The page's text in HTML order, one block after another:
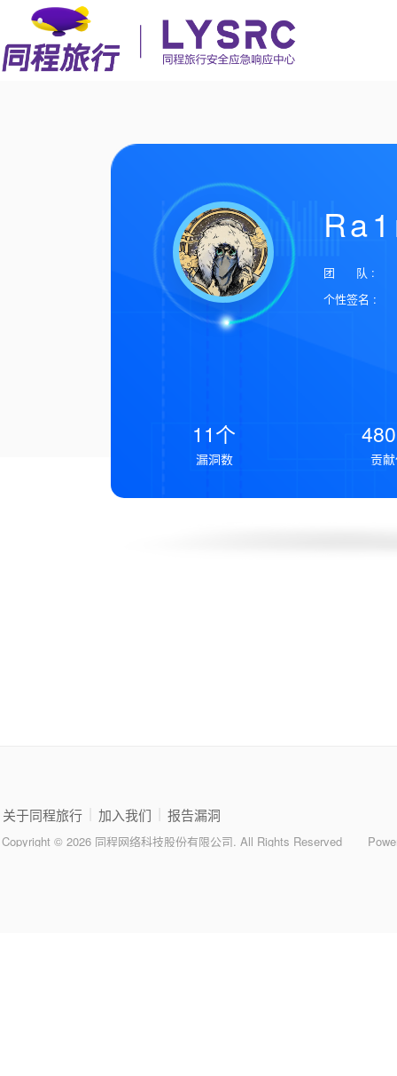
团 队 :
个性签名 :
11个
漏洞数 贡
关于同程旅行 加入我们 报告漏洞
Copyright © 2026 同程网络科技股份有限公司. All Rights Reserved